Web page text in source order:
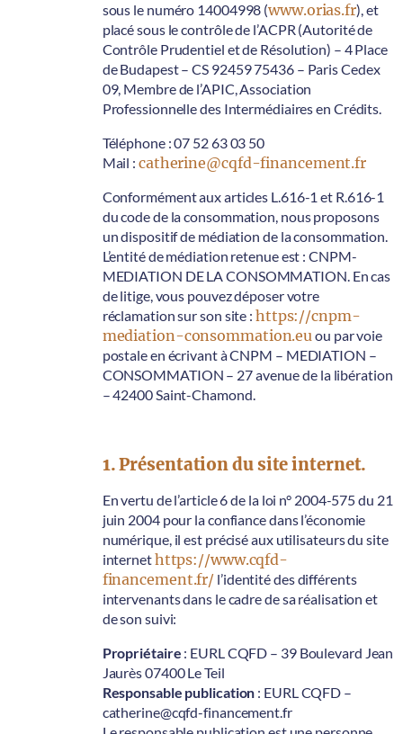
sous le numéro 14004998 (www.orias.fr), et
placé sous le contrôle de l’ACPR (Autorité de
Contrôle Prudentiel et de Résolution) – 4 Place
de Budapest – CS 92459 75436 – Paris Cedex
09, Membre de l’APIC, Association
Professionnelle des Intermédiaires en Crédits.
Téléphone : 07 52 63 03 50
Mail : catherine@cqfd-financement.fr
Conformément aux articles L.616-1 et R.616-1
du code de la consommation, nous proposons
un dispositif de médiation de la consommation.
L’entité de médiation retenue est : CNPM-
MEDIATION DE LA CONSOMMATION. En cas
de litige, vous pouvez déposer votre
réclamation sur son site : https://cnpm-
mediation-consommation.euou par voie
postale en écrivant à CNPM – MEDIATION –
CONSOMMATION – 27 avenue de la libération
– 42400 Saint-Chamond.
1. Présentation du site internet.
En vertu de l’article 6 de la loi n° 2004-575 du 21
juin 2004 pour la confiance dans l’économie
numérique, il est précisé aux utilisateurs du site
internethttps://www.cqfd-
financement.fr/ l’identité des différents
intervenants dans le cadre de sa réalisation et
de son suivi:
Propriétaire : EURL CQFD – 39 Boulevard Jean
Jaurès 07400 Le Teil
Responsable publication : EURL CQFD –
catherine@cqfd-financement.fr